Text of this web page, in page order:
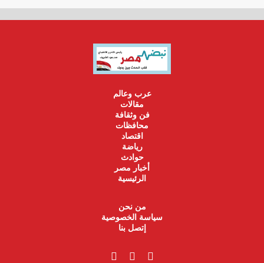
عرب وعالم
مقالات
فن وثقافة
محافظات
اقتصاد
رياضة
حوادث
أخبار مصر
الرئيسية
من نحن
سياسة الخصوصية
إتصل بنا